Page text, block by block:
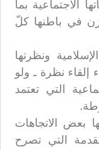
الاجتماعية بما
في باطنها كلّ
ونظرتها
إلقاء نظرة ـ ولو
التي تعتمد
بعض الاتجاهات
التي تصرح